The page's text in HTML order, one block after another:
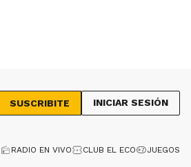
SUSCRIBITE INICIAR SESIÓN
RADIO EN VIVO CLUB EL ECO JUEGOS